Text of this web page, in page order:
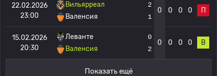
22.02.2026
23:00
Вильярреал
Валенсия
2
1
0 0 0 0 П
15.02.2026
20:30
Леванте
Валенсия
0
2
0 0 0 0 В
Показать ещё